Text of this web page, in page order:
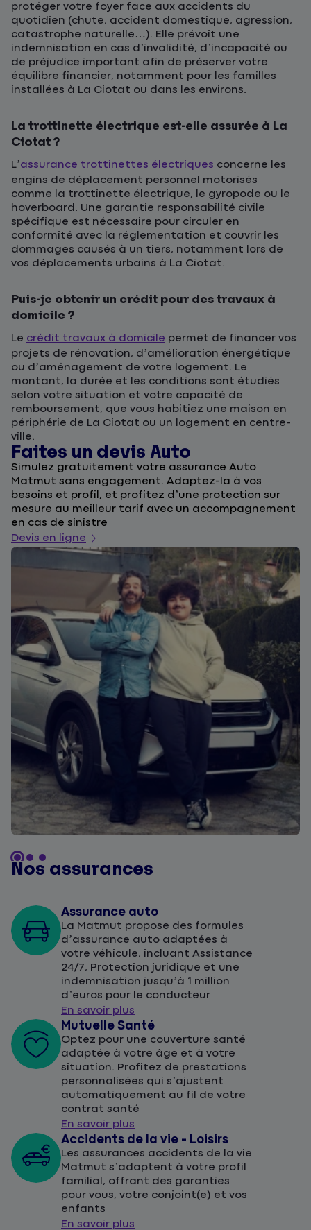
protéger votre foyer face aux accidents du
quotidien (chute, accident domestique, agression,
catastrophe naturelle…). Elle prévoit une
indemnisation en cas d’invalidité, d’incapacité ou
de préjudice important afin de préserver votre
équilibre financier, notamment pour les familles
installées à La Ciotat ou dans les environs.
La trottinette électrique est-elle assurée à La
Ciotat ?
L’assurance trottinettes électriques concerne les
engins de déplacement personnel motorisés
comme la trottinette électrique, le gyropode ou le
hoverboard. Une garantie responsabilité civile
spécifique est nécessaire pour circuler en
conformité avec la réglementation et couvrir les
dommages causés à un tiers, notamment lors de
vos déplacements urbains à La Ciotat.
Puis-je obtenir un crédit pour des travaux à
domicile ?
Le crédit travaux à domicile permet de financer vos
projets de rénovation, d’amélioration énergétique
ou d’aménagement de votre logement. Le
montant, la durée et les conditions sont étudiés
selon votre situation et votre capacité de
remboursement, que vous habitiez une maison en
périphérie de La Ciotat ou un logement en centre-
ville.
Faites un devis Auto
Simulez gratuitement votre assurance Auto
Matmut sans engagement. Adaptez-la à vos
besoins et profil, et profitez d’une protection sur
mesure au meilleur tarif avec un accompagnement
en cas de sinistre
Devis en ligne
Nos assurances
Assurance auto
La Matmut propose des formules
d’assurance auto adaptées à
votre véhicule, incluant Assistance
24/7, Protection juridique et une
indemnisation jusqu’à 1 million
d’euros pour le conducteur
En savoir plus
Mutuelle Santé
Optez pour une couverture santé
adaptée à votre âge et à votre
situation. Profitez de prestations
personnalisées qui s’ajustent
automatiquement au fil de votre
contrat santé
En savoir plus
Accidents de la vie - Loisirs
Les assurances accidents de la vie
Matmut s’adaptent à votre profil
familial, offrant des garanties
pour vous, votre conjoint(e) et vos
enfants
En savoir plus